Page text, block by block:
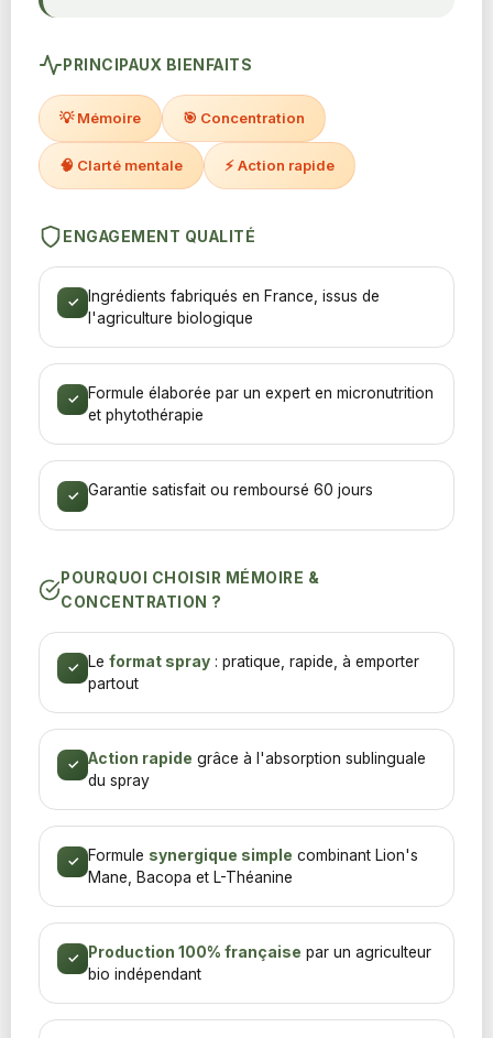
PRINCIPAUX BIENFAITS
💡 Mémoire 🎯 Concentration
🧠 Clarté mentale ⚡ Action rapide
ENGAGEMENT QUALITÉ
✓ Ingrédients fabriqués en France, issus de
l'agriculture biologique
✓ Formule élaborée par un expert en micronutrition
et phytothérapie
✓ Garantie satisfait ou remboursé 60 jours
POURQUOI CHOISIR MÉMOIRE &
CONCENTRATION ?
✓ Le format spray : pratique, rapide, à emporter
partout
✓ Action rapide grâce à l'absorption sublinguale
du spray
✓ Formule synergique simple combinant Lion's
Mane, Bacopa et L-Théanine
✓ Production 100% française par un agriculteur
bio indépendant